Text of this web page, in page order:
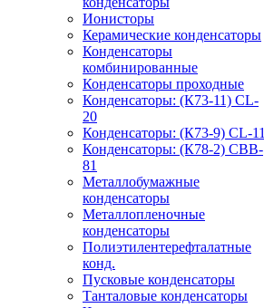
Ионисторы
Керамические конденсаторы
Конденсаторы
комбинированные
Конденсаторы проходные
Конденсаторы: (К73-11) CL-
20
Конденсаторы: (К73-9) CL-11
Конденсаторы: (К78-2) CBB-
81
Металлобумажные
конденсаторы
Металлопленочные
конденсаторы
Полиэтилентерефталатные
конд.
Пусковые конденсаторы
Танталовые конденсаторы